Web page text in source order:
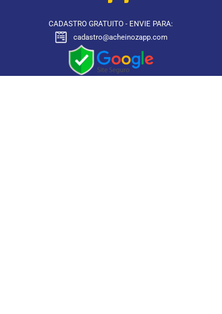
CADASTRO GRATUITO - ENVIE PARA:
cadastro@acheinozapp.com